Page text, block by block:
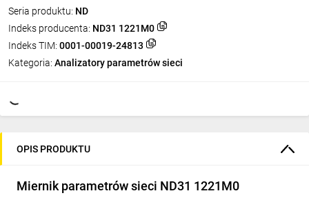
Seria produktu: ND
Indeks producenta: ND31 1221M0
Indeks TIM: 0001-00019-24813
Kategoria: Analizatory parametrów sieci
OPIS PRODUKTU
Miernik parametrów sieci ND31 1221M0